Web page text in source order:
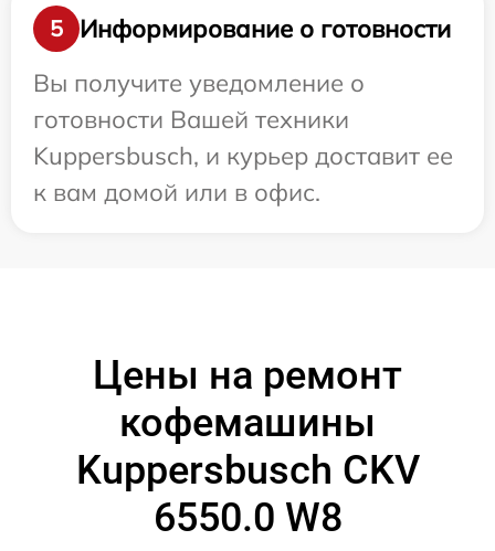
5
Информирование о готовности
Вы получите уведомление о
готовности Вашей техники
Kuppersbusch, и курьер доставит ее
к вам домой или в офис.
Цены на ремонт
кофемашины
Kuppersbusch CKV
6550.0 W8